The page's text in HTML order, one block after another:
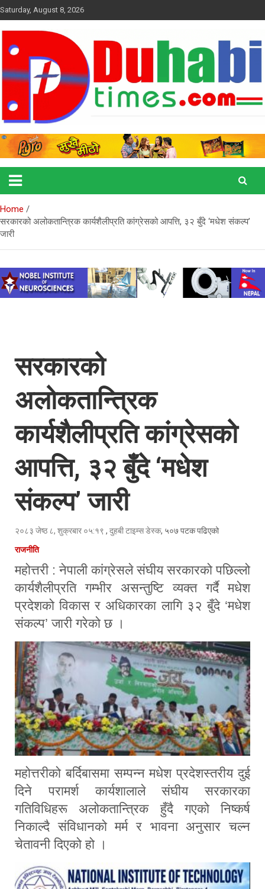
Skip
to
content
Saturday, August 8, 2026
Duhabi Times
Home
सरकारको अलोकतान्त्रिक कार्यशैलीप्रति कांग्रेसको आपत्ति, ३२ बुँदे ‘मधेश संकल्प’
जारी
सरकारको
अलोकतान्त्रिक
कार्यशैलीप्रति कांग्रेसको
आपत्ति, ३२ बुँदे ‘मधेश
संकल्प’ जारी
२०८३ जेष्ठ ८, शुक्रबार ०५:१९ , दुहबी टाइम्स डेस्क, ५०७ पटक पढिएको
राजनीति
महोत्तरी : नेपाली कांग्रेसले संघीय सरकारको पछिल्लो
कार्यशैलीप्रति गम्भीर असन्तुष्टि व्यक्त गर्दै मधेश
प्रदेशको विकास र अधिकारका लागि ३२ बुँदे ‘मधेश
संकल्प’ जारी गरेको छ ।
महोत्तरीको बर्दिबासमा सम्पन्न मधेश प्रदेशस्तरीय दुई
दिने परामर्श कार्यशालाले संघीय सरकारका
गतिविधिहरू अलोकतान्त्रिक हुँदै गएको निष्कर्ष
निकाल्दै संविधानको मर्म र भावना अनुसार चल्न
चेतावनी दिएको हो ।